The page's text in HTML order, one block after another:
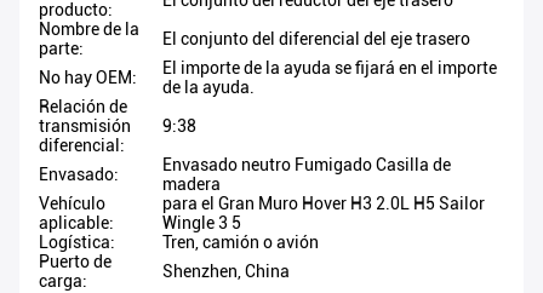
producto:
Nombre de la
parte:
El conjunto del diferencial del eje trasero
No hay OEM:
El importe de la ayuda se fijará en el importe
de la ayuda.
Relación de
transmisión
diferencial:
9:38
Envasado:
Envasado neutro Fumigado Casilla de
madera
Vehículo
aplicable:
para el Gran Muro Hover H3 2.0L H5 Sailor
Wingle 3 5
Logística:
Tren, camión o avión
Puerto de
carga:
Shenzhen, China